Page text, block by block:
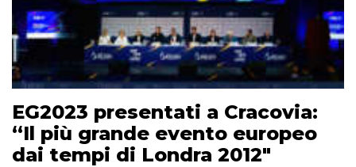
EG2023 presentati a Cracovia:
“Il più grande evento europeo
dai tempi di Londra 2012″